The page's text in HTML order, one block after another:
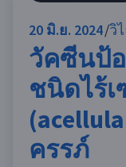
20 มิ.ย. 2024 วิ
วัคซีนป้
ชนิดไร้เ
ครรภ์